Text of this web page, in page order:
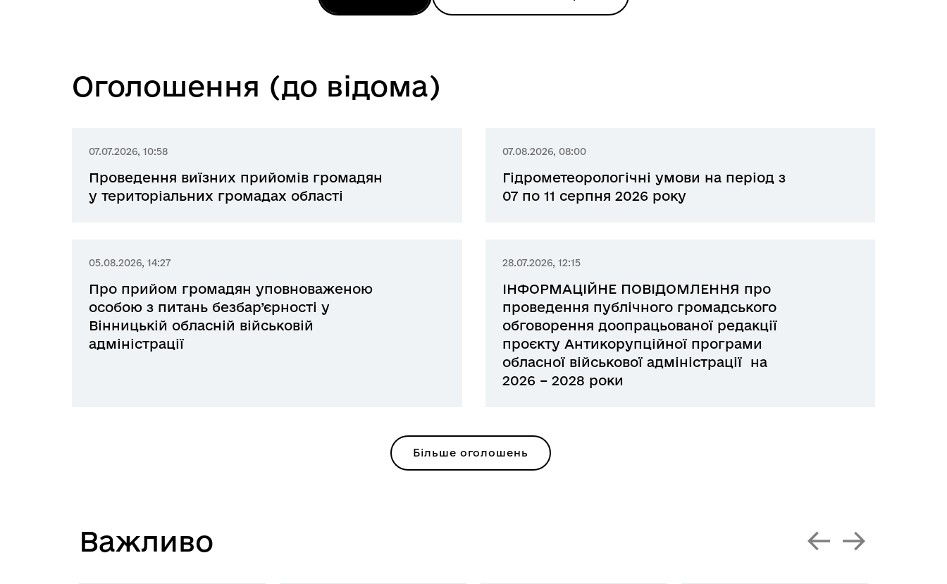
Оголошення (до відома)
07.07.2026, 10:58
Проведення виїзних прийомів громадян
у територіальних громадах області
07.08.2026, 08:00
Гідрометеорологічні умови на період з
07 по 11 серпня 2026 року
05.08.2026, 14:27
Про прийом громадян уповноваженою
особою з питань безбар’єрності у
Вінницькій обласній військовій
адміністрації
28.07.2026, 12:15
ІНФОРМАЦІЙНЕ ПОВІДОМЛЕННЯ про
проведення публічного громадського
обговорення доопрацьованої редакції
проєкту Антикорупційної програми
обласної військової адміністрації на
2026 – 2028 роки
Більше оголошень
Вaжливо